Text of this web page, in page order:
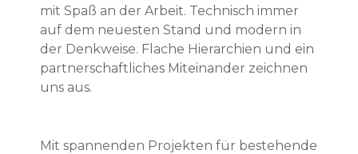
mit Spaß an der Arbeit. Technisch immer
auf dem neuesten Stand und modern in
der Denkweise. Flache Hierarchien und ein
partnerschaftliches Miteinander zeichnen
uns aus.
Mit spannenden Projekten für bestehende